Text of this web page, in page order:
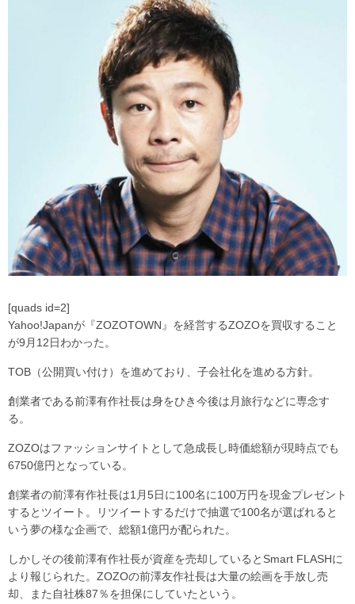
[quads id=2]
Yahoo!Japanが『ZOZOTOWN』を経営するZOZOを買収すること
が9月12日わかった。
TOB（公開買い付け）を進めており、子会社化を進める方針。
創業者である前澤有作社長は身をひき今後は月旅行などに専念す
る。
ZOZOはファッションサイトとして急成長し時価総額が現時点でも
6750億円となっている。
創業者の前澤有作社長は1月5日に100名に100万円を現金プレゼント
するとツイート。リツイートするだけで抽選で100名が選ばれると
いう夢の様な企画で、総額1億円が配られた。
しかしその後前澤有作社長が資産を売却しているとSmart FLASHに
より報じられた。ZOZOの前澤友作社長は大量の絵画を手放し売
却、また自社株87％を担保にしていたという。